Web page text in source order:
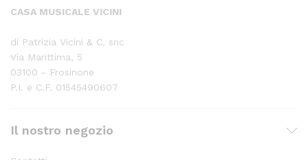
CASA MUSICALE VICINI
di Patrizia Vicini & C. snc
Via Marittima, 5
03100 - Frosinone
P.I. e C.F. 01545490607
Il nostro negozio